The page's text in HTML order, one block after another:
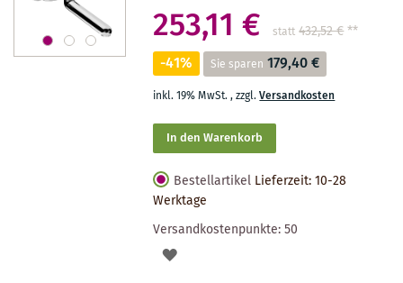
253,11 € statt 432,52 €**
-41% Sie sparen 179,40 €
inkl. 19% MwSt.,zzgl.Versandkosten
In den Warenkorb
Bestellartikel Lieferzeit: 10-28
Werktage
Versandkostenpunkte:50
AUF